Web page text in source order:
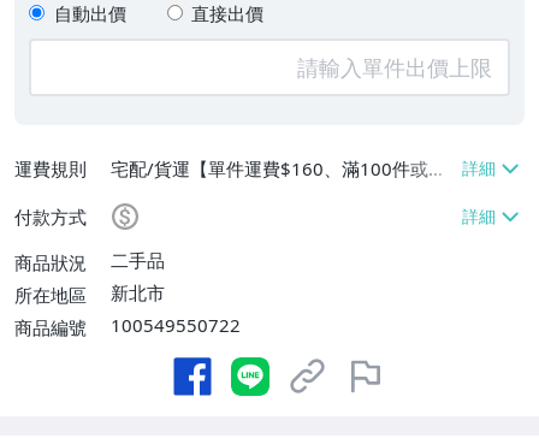
自動出價 直接出價
運費規則
宅配/貨運【單件運費$160、滿100件或消
費滿$50000免運費】、郵局掛號【單件運
費$80、滿100件或消費滿$50000免運
費】、跨國寄送【單件運費$200、滿100件
或消費滿$50000免運費】
付款方式
商品狀況
二手品
所在地區
新北市
商品編號
100549550722